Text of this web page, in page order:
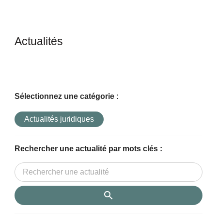
Actualités
Sélectionnez une catégorie :
Actualités juridiques
Rechercher une actualité par mots clés :